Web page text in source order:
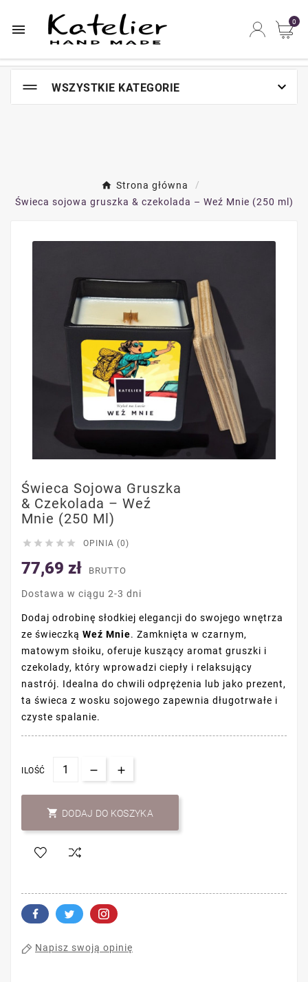
Najszybsze na świecie miejsce zakupów online
 0
WSZYSTKIE KATEGORIE 
Strona główna
Świeca sojowa gruszka & czekolada – Weź Mnie (250 ml)
Świeca Sojowa Gruszka
& Czekolada – Weź
Mnie (250 Ml)
     OPINIA (0)
77,69 zł BRUTTO
Dostawa w ciągu 2-3 dni
Dodaj odrobinę słodkiej elegancji do swojego wnętrza
ze świeczką Weź Mnie. Zamknięta w czarnym,
matowym słoiku, oferuje kuszący aromat gruszki i
czekolady, który wprowadzi ciepły i relaksujący
nastrój. Idealna do chwili odprężenia lub jako prezent,
ta świeca z wosku sojowego zapewnia długotrwałe i
czyste spalanie.
ILOŚĆ
 DODAJ DO KOSZYKA
Napisz swoją opinię